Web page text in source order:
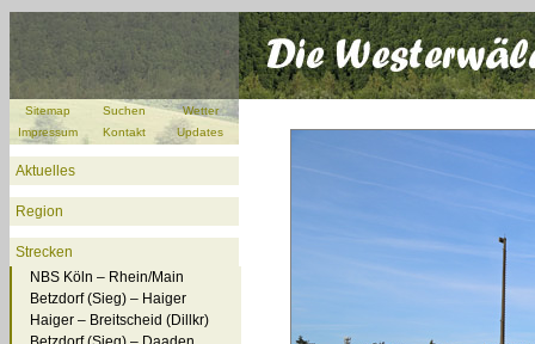
Sitemap Suchen
Wetter
Impressum
Kontakt Updates
Aktuelles
Region
Strecken
NBS Köln – Rhein/Main
Betzdorf (Sieg) – Haiger
Haiger – Breitscheid (Dillkr)